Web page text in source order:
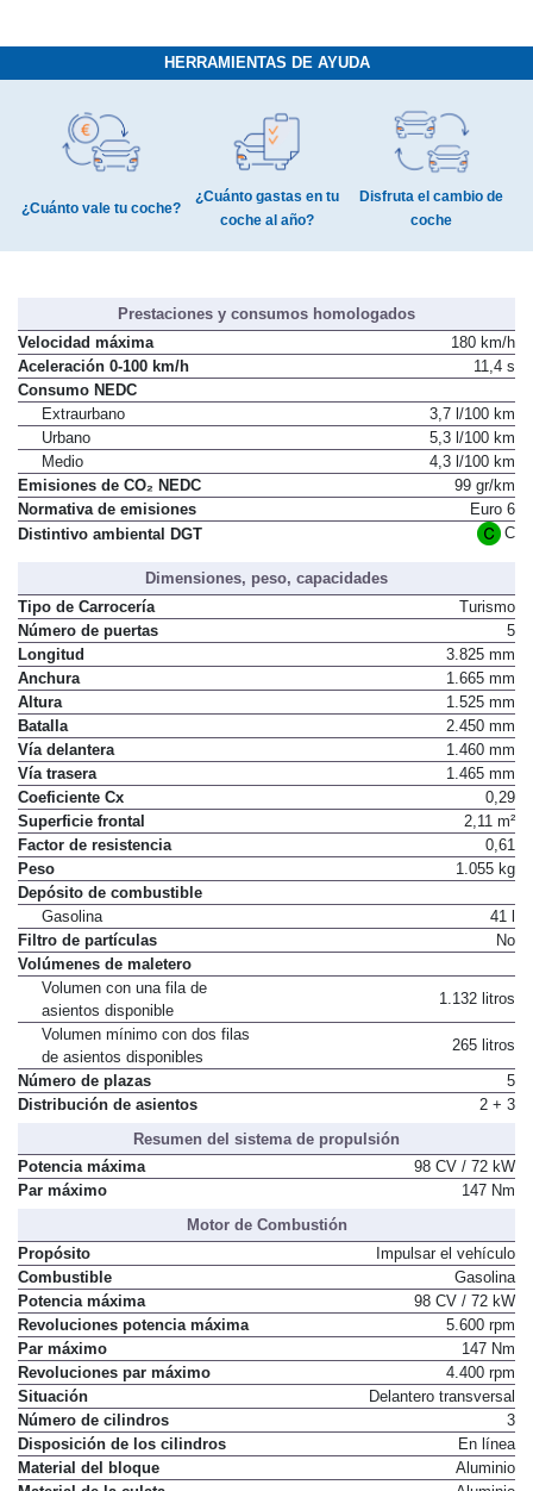
HERRAMIENTAS DE AYUDA
¿Cuánto vale tu coche?
¿Cuánto gastas en tu
coche al año?
Disfruta el cambio de
coche
Prestaciones y consumos homologados
Velocidad máxima
180 km/h
Aceleración 0-100 km/h
11,4 s
Consumo NEDC
Extraurbano
3,7 l/100 km
Urbano
5,3 l/100 km
Medio
4,3 l/100 km
Emisiones de CO₂ NEDC
99 gr/km
Normativa de emisiones
Euro 6
Distintivo ambiental DGT
C
Dimensiones, peso, capacidades
Tipo de Carrocería
Turismo
Número de puertas
5
Longitud
3.825 mm
Anchura
1.665 mm
Altura
1.525 mm
Batalla
2.450 mm
Vía delantera
1.460 mm
Vía trasera
1.465 mm
Coeficiente Cx
0,29
Superficie frontal
2,11 m²
Factor de resistencia
0,61
Peso
1.055 kg
Depósito de combustible
Gasolina
41 l
Filtro de partículas
No
Volúmenes de maletero
Volumen con una fila de
asientos disponible
1.132 litros
Volumen mínimo con dos filas
de asientos disponibles
265 litros
Número de plazas
5
Distribución de asientos
2 + 3
Resumen del sistema de propulsión
Potencia máxima
98 CV / 72 kW
Par máximo
147 Nm
Motor de Combustión
Propósito
Impulsar el vehículo
Combustible
Gasolina
Potencia máxima
98 CV / 72 kW
Revoluciones potencia máxima
5.600 rpm
Par máximo
147 Nm
Revoluciones par máximo
4.400 rpm
Situación
Delantero transversal
Número de cilindros
3
Disposición de los cilindros
En línea
Material del bloque
Aluminio